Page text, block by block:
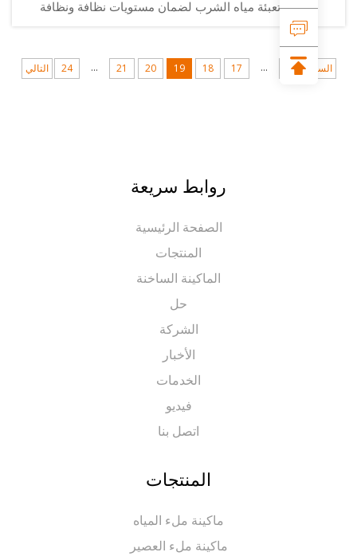
خطوط تعبئة مياه الشرب لضمان مستويات نظافة ونظافة
صحية عالية جدًا. من ناحية أخرى، بالمقارنة مع التكلفة
1
...
17
18
19
20
21
24 التالي
روابط سريعة
الصفحة الرئيسية
المنتجات
الماكينة الساخنة
الشركة
الخدمات
اتصل بنا
المنتجات
ماكينة ملء المياه
ماكينة ملء العصير